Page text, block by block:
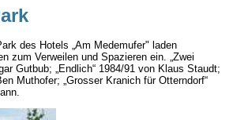
des Hotels „Am Medemufer" laden
zum Verweilen und Spazieren ein. „Zwei
Gutbub; „Endlich“ 1984/91 von Klaus Staudt;
Muthofer; „Grosser Kranich für Otterndorf“